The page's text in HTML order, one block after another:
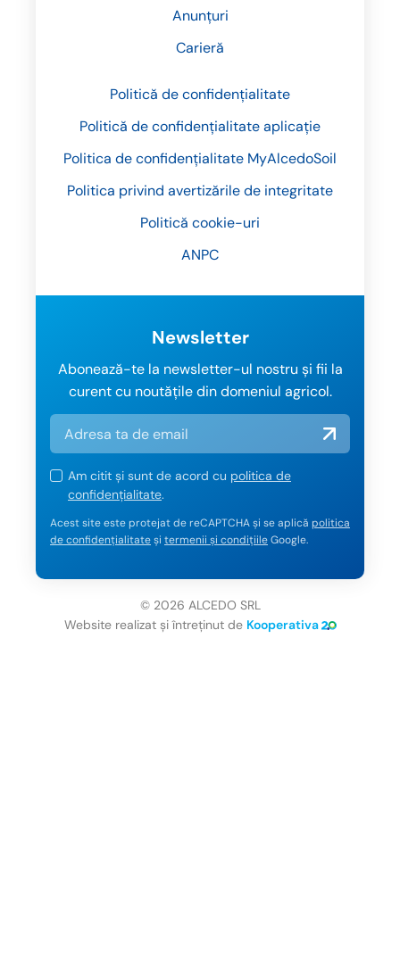
Anunțuri
Carieră
Politică de confidențialitate
Politică de confidențialitate aplicație
Politica de confidențialitate MyAlcedoSoil
Politica privind avertizările de integritate
Politică cookie-uri
ANPC
Newsletter
Abonează-te la newsletter-ul nostru și fii la
curent cu noutățile din domeniul agricol.
Am citit și sunt de acord cu politica de
confidențialitate.
Acest site este protejat de reCAPTCHA și se aplică politica
de confidențialitateși termenii și condițiileGoogle.
© 2026 ALCEDO SRL
Website realizat și întreținut de Kooperativa